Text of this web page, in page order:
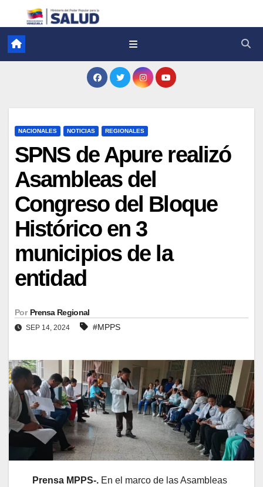
NACIONALES NOTICIAS REGIONALES
SPNS de Apure realizó
Asambleas del
Congreso del Bloque
Histórico en 3
municipios de la
entidad
Por Prensa Regional
SEP 14, 2024 #MPPS
Prensa MPPS-. En el marco de las Asambleas